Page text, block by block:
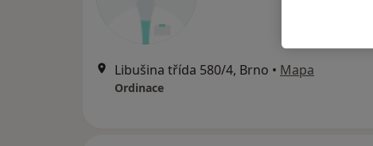
Libušina třída 580/4, Brno • Mapa
Ordinace